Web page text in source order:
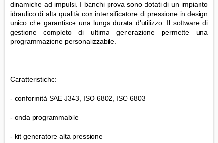
dinamiche ad impulsi. I banchi prova sono dotati di un impianto
idraulico di alta qualità con intensificatore di pressione in design
unico che garantisce una lunga durata d'utilizzo. Il software di
gestione completo di ultima generazione permette una
programmazione personalizzabile.
Caratteristiche:
- conformità SAE J343, ISO 6802, ISO 6803
- onda programmabile
- kit generatore alta pressione